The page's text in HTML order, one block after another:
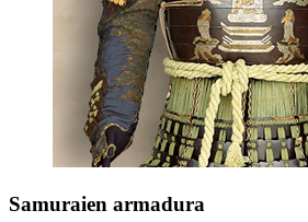
Samuraien armadura